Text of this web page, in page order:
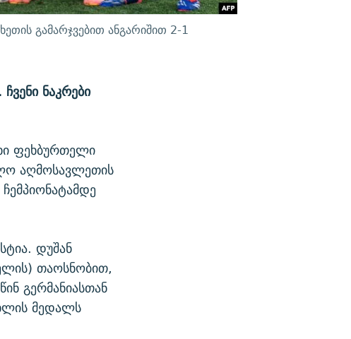
გამარჯვებით ანგარიშით 2-1
ნაკრები
ფეხბურთელი
აღმოსავლეთის
დუშან
თაოსნობით,
გერმანიასთან
მედალს